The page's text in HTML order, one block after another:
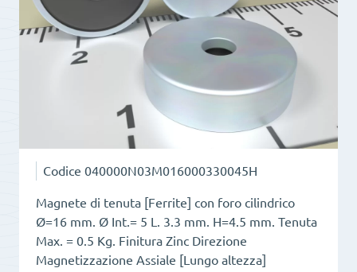
M3
quantità
Codice 040000N03M016000330045H
Magnete di tenuta [Ferrite] con foro cilindrico
Ø=16 mm. Ø Int.= 5 L. 3.3 mm. H=4.5 mm. Tenuta
Max. = 0.5 Kg. Finitura Zinc Direzione
Magnetizzazione Assiale [Lungo altezza]